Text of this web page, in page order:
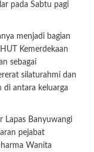
pada Sabtu pagi
menjadi bagian
Kemerdekaan
sebagai
silaturahmi dan
di antara keluarga
Lapas Banyuwangi
pejabat
Wanita